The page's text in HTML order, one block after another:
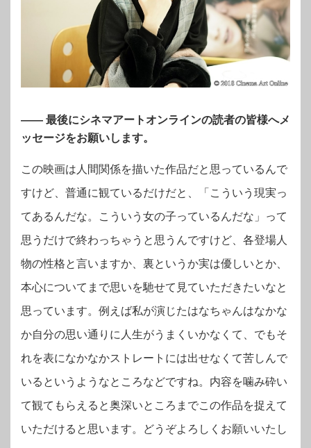
―― 最後にシネマアートオンラインの読者の皆様へメ
ッセージをお願いします。
この映画は人間関係を描いた作品だと思っているんで
すけど、普通に観ているだけだと、「こういう現実っ
てあるんだな。こういう女の子っているんだな」って
思うだけで終わっちゃうと思うんですけど、各登場人
物の性格と言いますか、裏というか実は優しいとか、
本心についてまで思いを馳せて見ていただきたいなと
思っています。例えば私が演じたはなちゃんはなかな
か自分の思い通りに人生がうまくいかなくて、でもそ
れを表になかなかストレートには出せなくて苦しんで
いるというようなところなどですね。内容を噛み砕い
て観てもらえると奥深いところまでこの作品を捉えて
いただけると思います。どうぞよろしくお願いいたし